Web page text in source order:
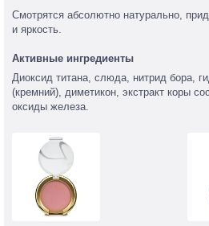
Смотрятся абсолютно натурально,
и яркость.
Активные ингредиенты
Диоксид титана, слюда, нитрид бора,
(кремний), диметикон, экстракт коры
оксиды железа.